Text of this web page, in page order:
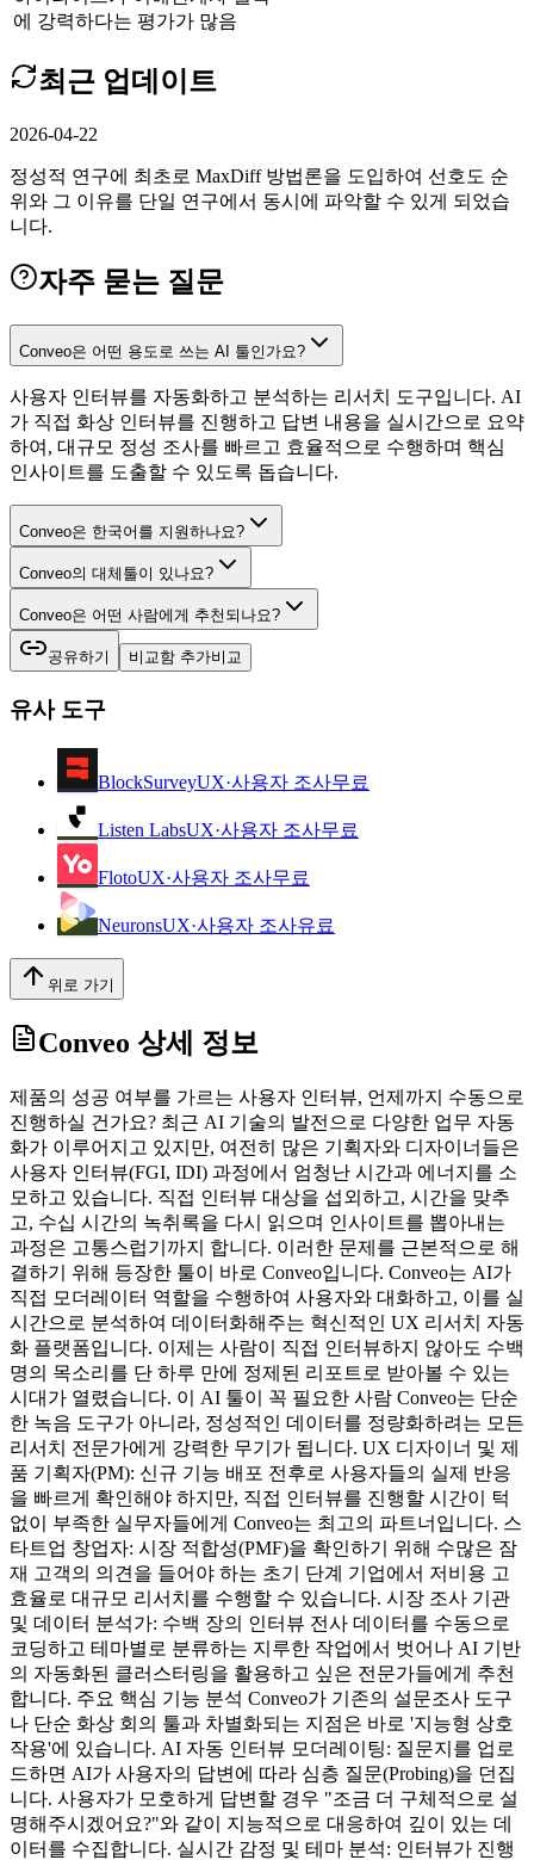
에 강력하다는 평가가 많음
최근 업데이트
2026-04-22
정성적 연구에 최초로 MaxDiff 방법론을 도입하여 선호도 순
위와 그 이유를 단일 연구에서 동시에 파악할 수 있게 되었습
니다.
자주 묻는 질문
Conveo은 어떤 용도로 쓰는 AI 툴인가요?
사용자 인터뷰를 자동화하고 분석하는 리서치 도구입니다. AI
가 직접 화상 인터뷰를 진행하고 답변 내용을 실시간으로 요약
하여, 대규모 정성 조사를 빠르고 효율적으로 수행하며 핵심
인사이트를 도출할 수 있도록 돕습니다.
Conveo은 한국어를 지원하나요?
Conveo의 대체툴이 있나요?
Conveo은 어떤 사람에게 추천되나요?
공유하기 비교함 추가비교
유사 도구
BlockSurveyUX·사용자 조사무료
Listen LabsUX·사용자 조사무료
FlotoUX·사용자 조사무료
NeuronsUX·사용자 조사유료
위로 가기
Conveo 상세 정보
제품의 성공 여부를 가르는 사용자 인터뷰, 언제까지 수동으로
진행하실 건가요? 최근 AI 기술의 발전으로 다양한 업무 자동
화가 이루어지고 있지만, 여전히 많은 기획자와 디자이너들은
사용자 인터뷰(FGI, IDI) 과정에서 엄청난 시간과 에너지를 소
모하고 있습니다. 직접 인터뷰 대상을 섭외하고, 시간을 맞추
고, 수십 시간의 녹취록을 다시 읽으며 인사이트를 뽑아내는
과정은 고통스럽기까지 합니다. 이러한 문제를 근본적으로 해
결하기 위해 등장한 툴이 바로 Conveo입니다. Conveo는 AI가
직접 모더레이터 역할을 수행하여 사용자와 대화하고, 이를 실
시간으로 분석하여 데이터화해주는 혁신적인 UX 리서치 자동
화 플랫폼입니다. 이제는 사람이 직접 인터뷰하지 않아도 수백
명의 목소리를 단 하루 만에 정제된 리포트로 받아볼 수 있는
시대가 열렸습니다. 이 AI 툴이 꼭 필요한 사람 Conveo는 단순
한 녹음 도구가 아니라, 정성적인 데이터를 정량화하려는 모든
리서치 전문가에게 강력한 무기가 됩니다. UX 디자이너 및 제
품 기획자(PM): 신규 기능 배포 전후로 사용자들의 실제 반응
을 빠르게 확인해야 하지만, 직접 인터뷰를 진행할 시간이 턱
없이 부족한 실무자들에게 Conveo는 최고의 파트너입니다. 스
타트업 창업자: 시장 적합성(PMF)을 확인하기 위해 수많은 잠
재 고객의 의견을 들어야 하는 초기 단계 기업에서 저비용 고
효율로 대규모 리서치를 수행할 수 있습니다. 시장 조사 기관
및 데이터 분석가: 수백 장의 인터뷰 전사 데이터를 수동으로
코딩하고 테마별로 분류하는 지루한 작업에서 벗어나 AI 기반
의 자동화된 클러스터링을 활용하고 싶은 전문가들에게 추천
합니다. 주요 핵심 기능 분석 Conveo가 기존의 설문조사 도구
나 단순 화상 회의 툴과 차별화되는 지점은 바로 '지능형 상호
작용'에 있습니다. AI 자동 인터뷰 모더레이팅: 질문지를 업로
드하면 AI가 사용자의 답변에 따라 심층 질문(Probing)을 던집
니다. 사용자가 모호하게 답변할 경우 "조금 더 구체적으로 설
명해주시겠어요?"와 같이 지능적으로 대응하여 깊이 있는 데
이터를 수집합니다. 실시간 감정 및 테마 분석: 인터뷰가 진행